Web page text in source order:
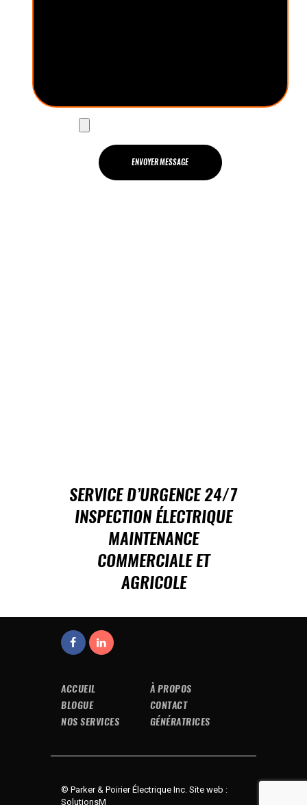
SERVICE D’URGENCE 24/7
INSPECTION ÉLECTRIQUE
MAINTENANCE
COMMERCIALE ET
AGRICOLE
ACCUEIL
À PROPOS
BLOGUE
CONTACT
NOS SERVICES
GÉNÉRATRICES
© Parker & Poirier Électrique Inc. Site web :
SolutionsM